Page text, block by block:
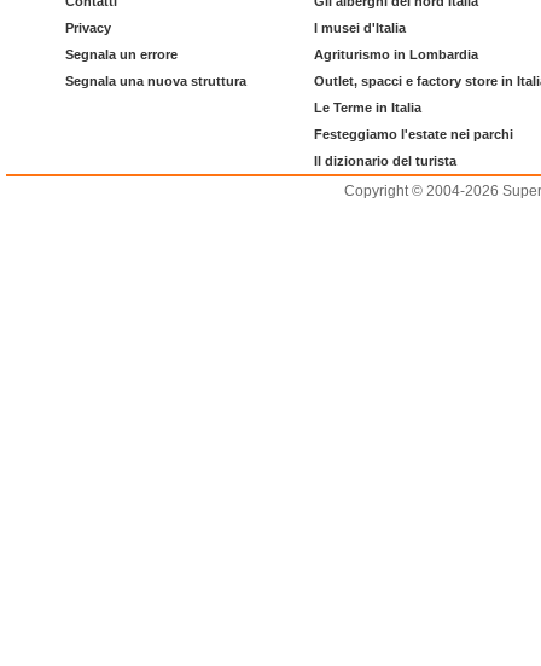
Privacy
Segnala un errore
Segnala una nuova struttura
I musei d'Italia
Agriturismo in Lombardia
Outlet, spacci e factory store in
Le Terme in Italia
Festeggiamo l'estate nei parchi
Il dizionario del turista
Copyright © 2004-2026